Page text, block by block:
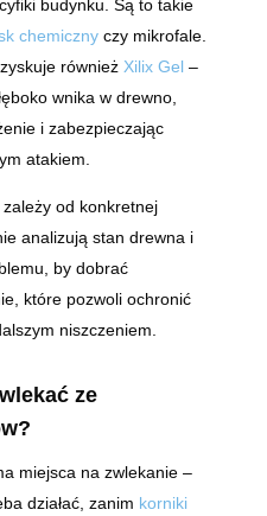
budynku. Są to takie
chemicznyczy mikrofale.
również Xilix Gel–
wnika w drewno,
i zabezpieczając
atakiem.
od konkretnej
analizują stan drewna i
by dobrać
które pozwoli ochronić
niszczeniem.
ze
miejsca na zwlekanie –
działać, zanim korniki